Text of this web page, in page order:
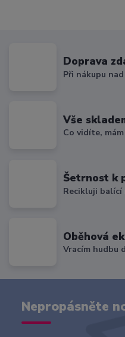
Doprava
Při nákupu nad
Vše
Co vidíte,
Šetrnost k
Recikluji
Oběhová
Vracím hudbu
Nepropásněte